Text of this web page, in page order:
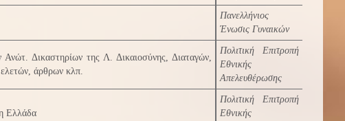
Πανελλήνιος
Ένωσις Γυναικών
Δικαστηρίων της Λ. Δικαιοσύνης, Διαταγών,
άρθρων κλπ.
Πολιτική Επιτροπή
Εθνικής
Απελευθέρωσης
Ελλάδα
Πολιτική Επιτροπή
Εθνικής